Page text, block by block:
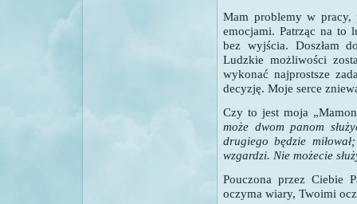
Mam problemy w pracy,
emocjami. Patrząc na to
bez wyjścia. Doszłam
Ludzkie możliwości
wykonać najprostsze
decyzję. Moje serce
Czy to jest moja
może dwom panom
drugiego będzie
wzgardzi. Nie możecie
Pouczona przez Ciebie
oczyma wiary, Twoimi